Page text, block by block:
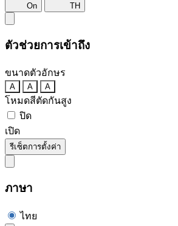
On TH
ตัวช่วยการเข้าถึง
ขนาดตัวอักษร
A A A
โหมดสีตัดกันสูง
ปิด
เปิด
รีเซ็ตการตั้งค่า
ภาษา
ไทย